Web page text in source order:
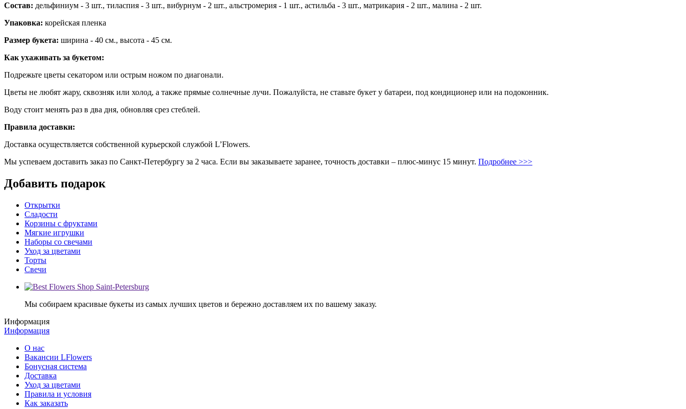
Состав: дельфиниум - 3 шт., тиласпия - 3 шт., вибурнум - 2 шт., альстромерия - 1 шт., астильба - 3 шт., матрикария - 2 шт., малина - 2 шт.
Упаковка: корейская пленка
Размер букета: ширина - 40 см., высота - 45 см.
Как ухаживать за букетом:
Подрежьте цветы секатором или острым ножом по диагонали.
Цветы не любят жару, сквозняк или холод, а также прямые солнечные лучи. Пожалуйста, не ставьте букет у батареи, под кондиционер или на подоконник.
Воду стоит менять раз в два дня, обновляя срез стеблей.
Правила доставки:
Доставка осуществляется собственной курьерской службой L’Flowers.
Мы успеваем доставить заказ по Санкт-Петербургу за 2 часа. Если вы заказываете заранее, точность доставки – плюс-минус 15 минут. Подробнее >>>
Добавить подарок
Открытки
Сладости
Корзины с фруктами
Мягкие игрушки
Наборы со свечами
Уход за цветами
Торты
Свечи
Мы собираем красивые букеты из самых лучших цветов и бережно доставляем их по вашему заказу.
Информация
Информация
О нас
Вакансии LFlowers
Бонусная система
Доставка
Уход за цветами
Правила и условия
Как заказать